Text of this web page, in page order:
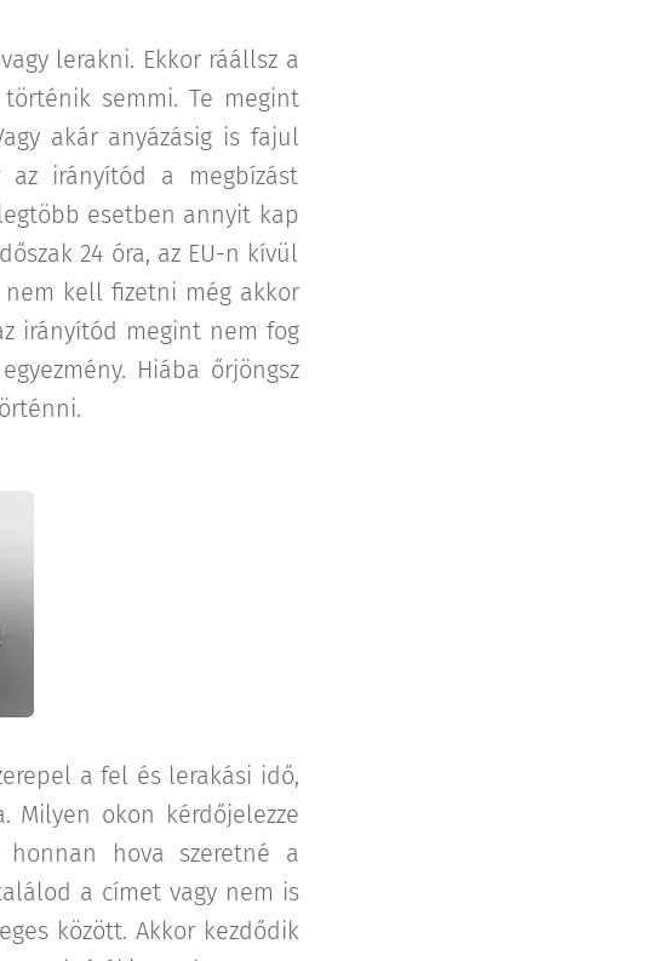
lerakni. Ekkor ráállsz a
semmi. Te megint
akár anyázásig is fajul
az irányítód a megbízást
esetben annyit kap
24 óra, az EU-n kívül
kell fizetni még akkor
irányítód megint nem fog
Hiába őrjöngsz
a fel és lerakási idő,
Milyen okon kérdőjelezze
hova szeretné a
a címet vagy nem is
között. Akkor kezdődik